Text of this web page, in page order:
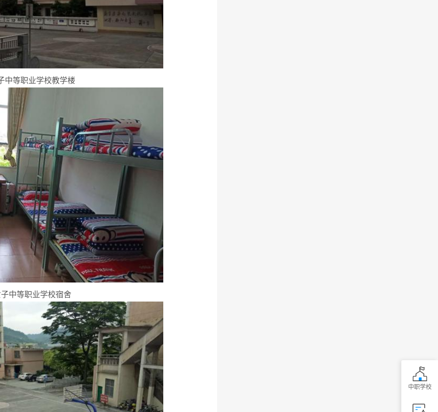
中等职业学校教学楼
中等职业学校宿舍
中职学校